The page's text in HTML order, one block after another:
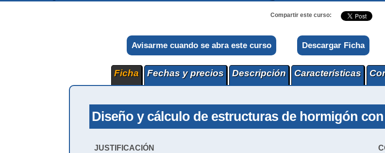
Compartir este curso:
Avisarme cuando se abra este curso Descargar Ficha
Ficha Fechas y precios Descripción Características
Diseño y cálculo de estructuras de hormigón con
JUSTIFICACIÓN